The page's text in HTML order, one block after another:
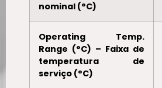
nominal (°C)
Operating Temp.
Range (°C) – Faixa de
temperatura de
serviço (°C)